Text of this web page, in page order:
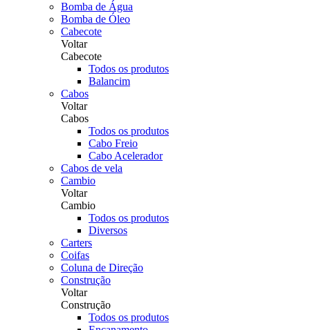
Bomba de Água
Bomba de Óleo
Cabecote
Voltar
Cabecote
Todos os produtos
Balancim
Cabos
Voltar
Cabos
Todos os produtos
Cabo Freio
Cabo Acelerador
Cabos de vela
Cambio
Voltar
Cambio
Todos os produtos
Diversos
Carters
Coifas
Coluna de Direção
Construção
Voltar
Construção
Todos os produtos